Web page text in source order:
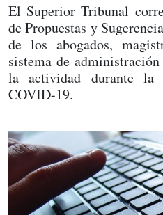
El Superior Tribunal
de Propuestas y
de los abogados,
sistema de
la actividad durante la
COVID-19.